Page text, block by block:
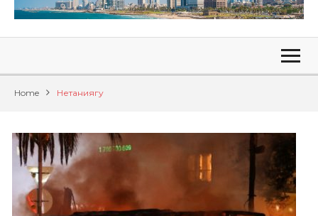
Home Нетаниягу